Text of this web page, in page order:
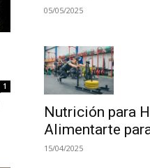
1
05/05/2025
Nutrición para
Alimentarte
15/04/2025